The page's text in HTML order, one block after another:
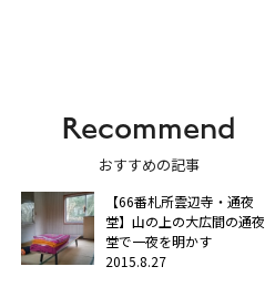
Recommend
おすすめの記事
【66番札所雲辺寺・通夜
堂】山の上の大広間の通夜
堂で一夜を明かす
2015.8.27